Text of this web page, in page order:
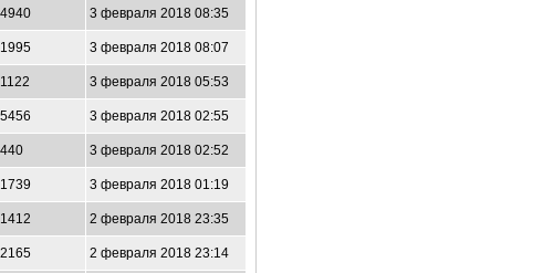
4940 3 февраля 2018 08:35
1995 3 февраля 2018 08:07
1122 3 февраля 2018 05:53
5456 3 февраля 2018 02:55
440 3 февраля 2018 02:52
1739 3 февраля 2018 01:19
1412 2 февраля 2018 23:35
2165 2 февраля 2018 23:14